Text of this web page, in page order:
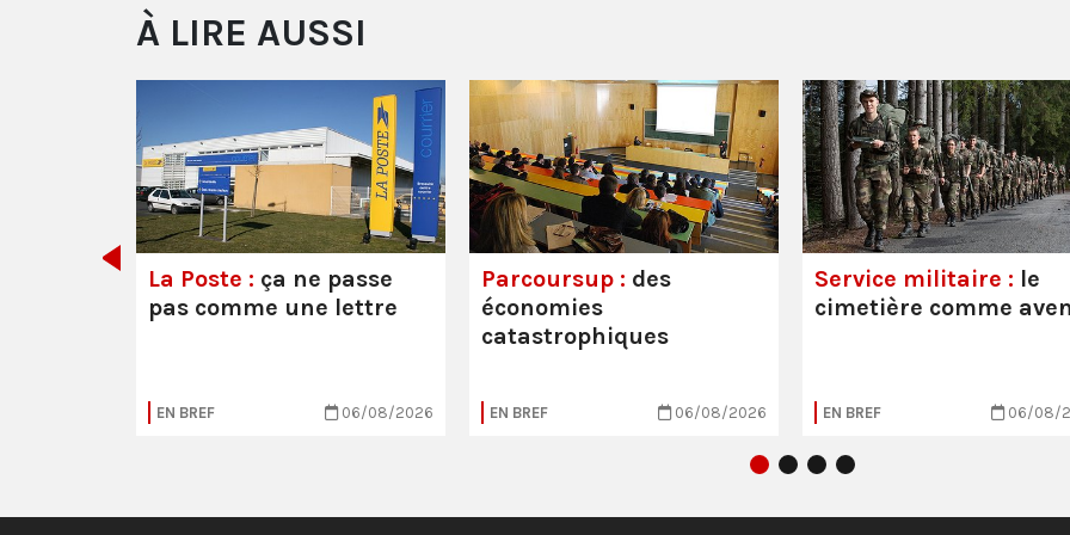
À LIRE AUSSI
La Poste : ça ne passe
pas comme une lettre
EN BREF 06/08/2026
Parcoursup : des
économies
catastrophiques
EN BREF 06/08/2026
Service militaire : le
cimetière comme
EN BREF 06/08/